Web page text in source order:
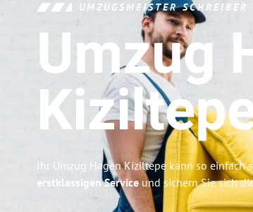
UMZUGSMEISTER SCHREIBER
Umzug
Ihr Umzug Hagen Kiziltepe kann so einfach
erstklassigen Service und sichern Sie sich